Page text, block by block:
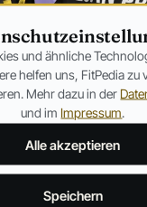
und ähnliche
helfen uns, FitPedia zu
Mehr dazu in der
und im Impressum.
Alle akzeptieren
Speichern